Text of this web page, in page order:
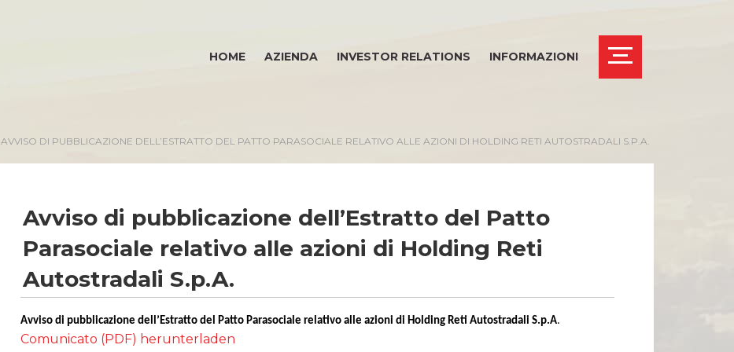
HOME AZIENDA INVESTOR RELATIONS INFORMAZIONI
AVVISO DI PUBBLICAZIONE DELL’ESTRATTO DEL PATTO PARASOCIALE RELATIVO ALLE AZIONI DI HOLDING RETI AUTOSTRADALI S.P.A.
Avviso di pubblicazione dell’Estratto del Patto
Parasociale relativo alle azioni di Holding Reti
Autostradali S.p.A.
Avviso di pubblicazione dell’Estratto del Patto Parasociale relativo alle azioni di Holding Reti Autostradali S.p.A.
Comunicato (PDF) herunterladen